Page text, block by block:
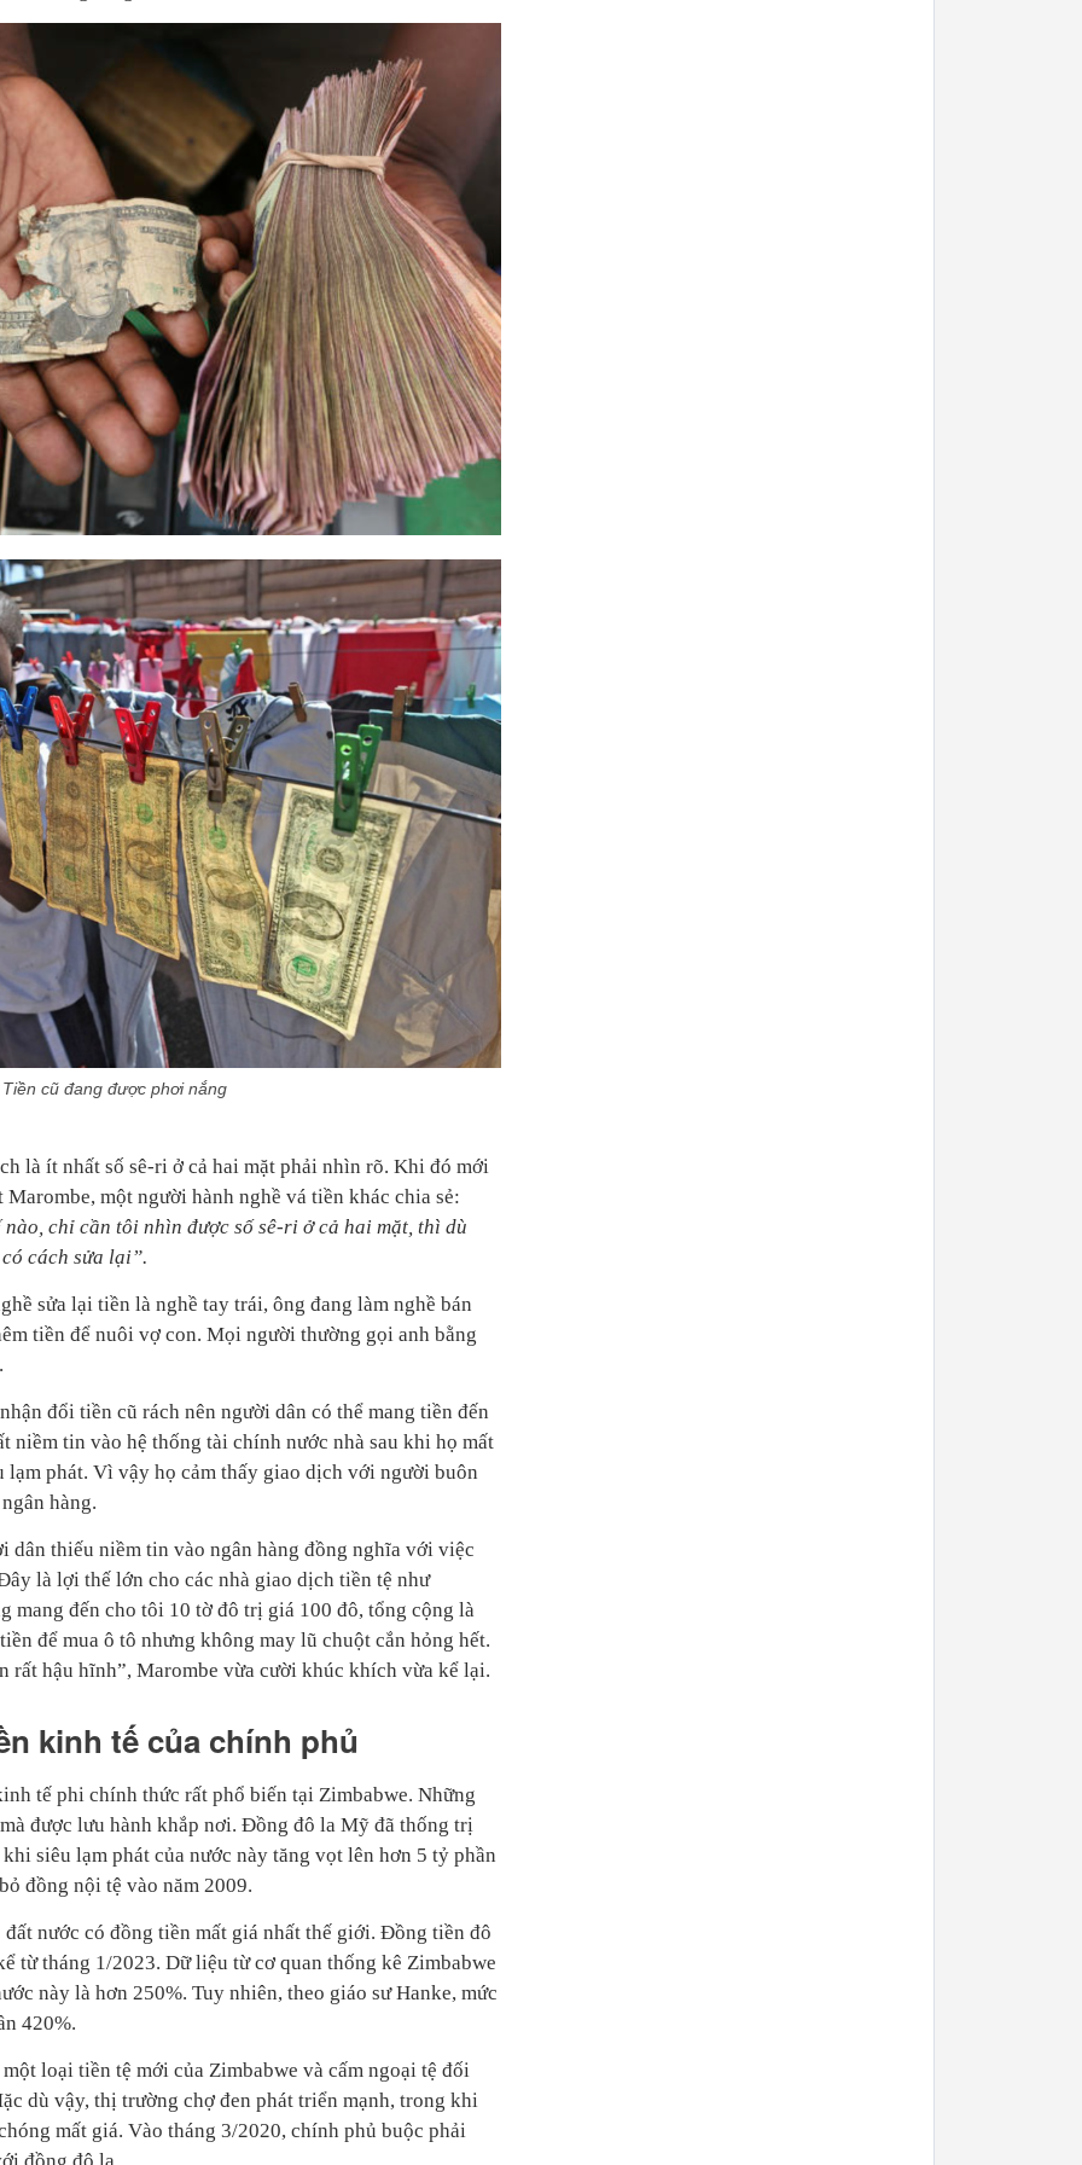
Tiền cũ đang được phơi nắng
là ít nhất số sê-ri ở cả hai mặt phải nhìn rõ. Khi đó mới
một người hành nghề vá tiền khác chia sẻ:
chỉ cần tôi nhìn được số sê-ri ở cả hai mặt, thì dù
cách sửa lại”.
sửa lại tiền là nghề tay trái, ông đang làm nghề bán
tiền để nuôi vợ con. Mọi người thường gọi anh bằng
đổi tiền cũ rách nên người dân có thể mang tiền đến
niềm tin vào hệ thống tài chính nước nhà sau khi họ mất
lạm phát. Vì vậy họ cảm thấy giao dịch với người buôn
hàng.
dân thiếu niềm tin vào ngân hàng đồng nghĩa với việc
là lợi thế lớn cho các nhà giao dịch tiền tệ như
mang đến cho tôi 10 tờ đô trị giá 100 đô, tổng cộng là
để mua ô tô nhưng không may lũ chuột cắn hỏng hết.
rất hậu hĩnh”, Marombe vừa cười khúc khích vừa kể lại.
kinh tế của chính phủ
tế phi chính thức rất phổ biến tại Zimbabwe. Những
được lưu hành khắp nơi. Đồng đô la Mỹ đã thống trị
siêu lạm phát của nước này tăng vọt lên hơn 5 tỷ phần
đồng nội tệ vào năm 2009.
nước có đồng tiền mất giá nhất thế giới. Đồng tiền đô
từ tháng 1/2023. Dữ liệu từ cơ quan thống kê Zimbabwe
này là hơn 250%. Tuy nhiên, theo giáo sư Hanke, mức
420%.
loại tiền tệ mới của Zimbabwe và cấm ngoại tệ đối
dù vậy, thị trường chợ đen phát triển mạnh, trong khi
mất giá. Vào tháng 3/2020, chính phủ buộc phải
đồng đô la.